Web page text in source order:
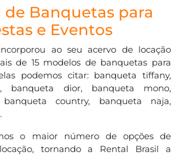
Banquetas para
e Eventos
ao seu acervo de locação
de 15 modelos de banquetas para
podemos citar: banqueta tiffany,
banqueta dior, banqueta mono,
country, banqueta naja,
o maior número de opções de
tornando a Rental Brasil a